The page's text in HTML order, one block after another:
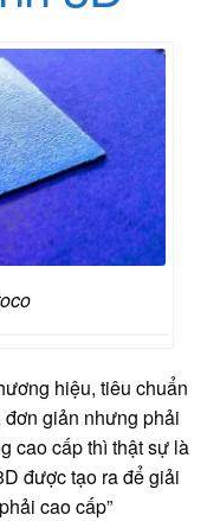
hiệu, tiêu chuẩn
giản nhưng phải
cao cấp thì thật sự là
được tạo ra để giải
cao cấp”